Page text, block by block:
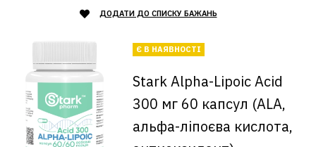
ДОДАТИ ДО СПИСКУ БАЖАНЬ
Є В НАЯВНОСТІ
Stark Alpha-Lipoic Acid
300 мг 60 капсул (ALA,
альфа-ліпоєва кислота,